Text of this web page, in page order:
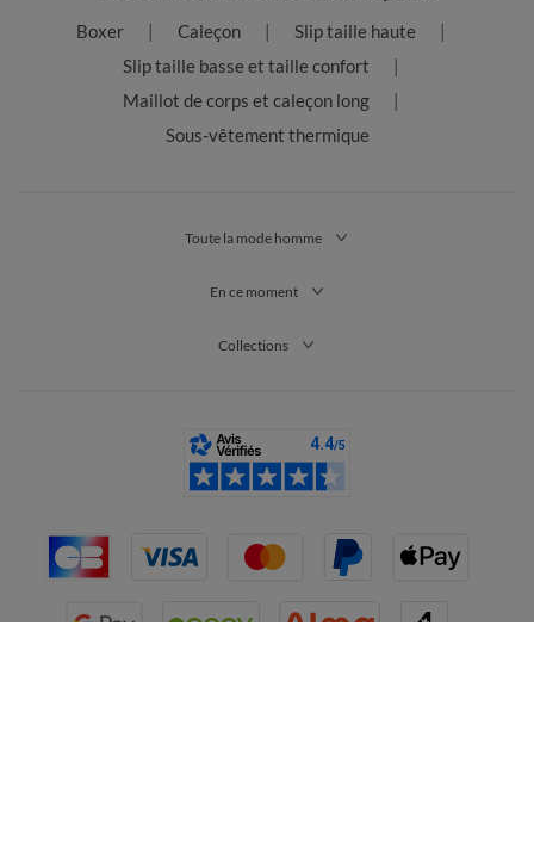
Boxer Caleçon
Slip taille haute
Slip taille basse et taille confort
Maillot de corps et caleçon long
Sous-vêtement thermique
Toute la mode homme
En ce moment
Collections